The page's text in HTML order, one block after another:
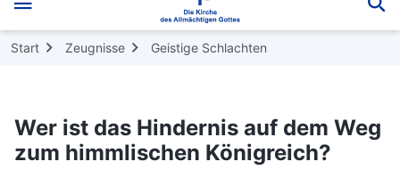
Start Zeugnisse Geistige Schlachten
Wer ist das Hindernis auf dem Weg
zum himmlischen Königreich?